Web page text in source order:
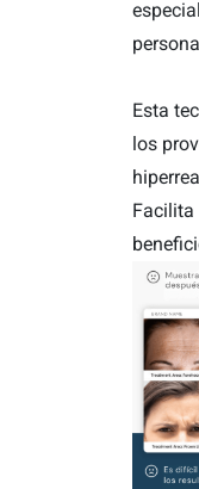
Esta
los
Facilita